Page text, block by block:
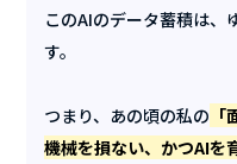
このAIのデータ蓄積は、
す。
つまり、あの頃の私の
機械を損ない、かつAIを